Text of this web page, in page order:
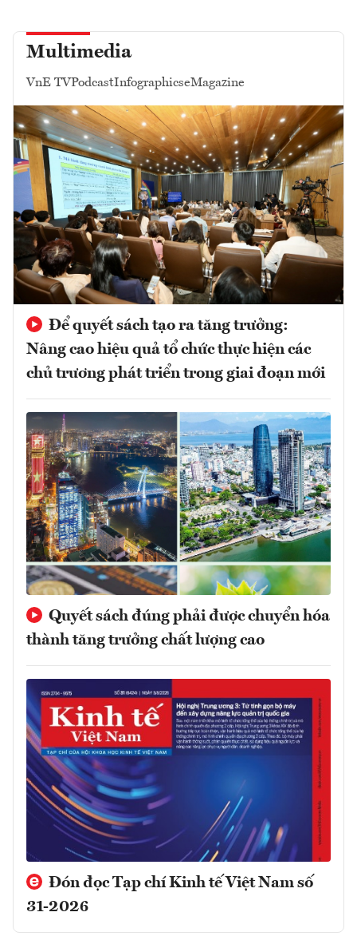
Multimedia
VnE TVPodcastInfographicseMagazine
Để quyết sách tạo ra tăng trưởng:
Nâng cao hiệu quả tổ chức thực hiện các
chủ trương phát triển trong giai đoạn mới
Quyết sách đúng phải được chuyển hóa
thành tăng trưởng chất lượng cao
Đón đọc Tạp chí Kinh tế Việt Nam số
31-2026